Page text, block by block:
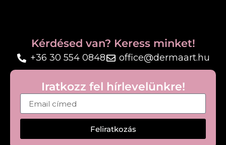
Gél textúrája használat közben habbá alakul, a
bőrt tisztává és puhává varázsolja.
Iratkozz fel hírlevelünkre!
Feliratkozás
Kérdésed van? Keress minket!
+36 30 554 0848 office@dermaart.hu